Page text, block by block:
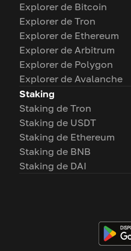
Explorer de Bitcoin
Explorer de Tron
Explorer de Ethereum
Explorer de Arbitrum
Explorer de Polygon
Explorer de Avalanche
Staking
Staking de Tron
Staking de USDT
Staking de Ethereum
Staking de BNB
Staking de DAI